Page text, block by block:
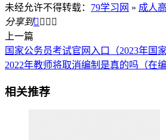
未经允许不得转载： 79学习网 » 成人
分享到   
上一篇
国家公务员考试官网入口（2023年国
2022年教师将取消编制是真的吗（在
相关推荐